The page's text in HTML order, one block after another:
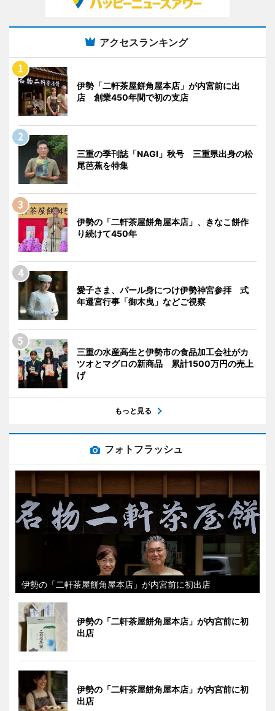
アクセスランキング
伊勢「二軒茶屋餅角屋本店」が内宮前に出
店 創業450年間で初の支店
三重の季刊誌「NAGI」秋号 三重県出身の松
尾芭蕉を特集
伊勢の「二軒茶屋餅角屋本店」、きなこ餅作
り続けて450年
愛子さま、パール身につけ伊勢神宮参拝 式
年遷宮行事「御木曳」などご視察
三重の水産高生と伊勢市の食品加工会社がカ
ツオとマグロの新商品 累計1500万円の売上
げ
もっと見る
フォトフラッシュ
伊勢の「二軒茶屋餅角屋本店」が内宮前に初出店
伊勢の「二軒茶屋餅角屋本店」が内宮前に初
出店
伊勢の「二軒茶屋餅角屋本店」が内宮前に初
出店